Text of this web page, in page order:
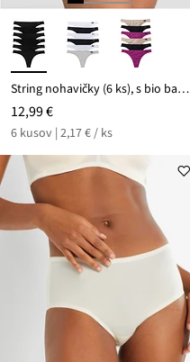
String nohavičky (6 ks), s bio bavlnou
12,99 €
6 kusov | 2,17 € / ks